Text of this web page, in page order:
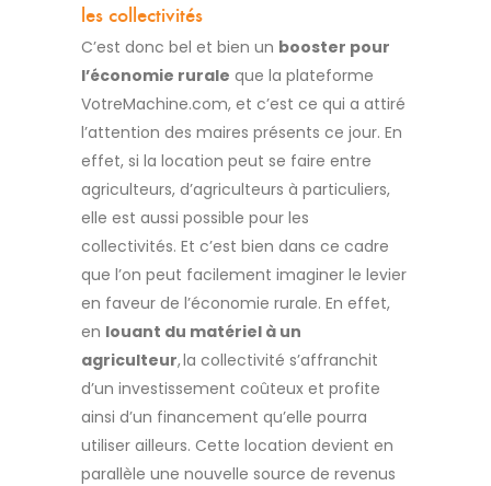
les collectivités
C’est donc bel et bien un booster pour
l’économie rurale que la plateforme
VotreMachine.com, et c’est ce qui a attiré
l’attention des maires présents ce jour. En
effet, si la location peut se faire entre
agriculteurs, d’agriculteurs à particuliers,
elle est aussi possible pour les
collectivités. Et c’est bien dans ce cadre
que l’on peut facilement imaginer le levier
en faveur de l’économie rurale. En effet,
en louant du matériel à un
agriculteur, la collectivité s’affranchit
d’un investissement coûteux et profite
ainsi d’un financement qu’elle pourra
utiliser ailleurs. Cette location devient en
parallèle une nouvelle source de revenus